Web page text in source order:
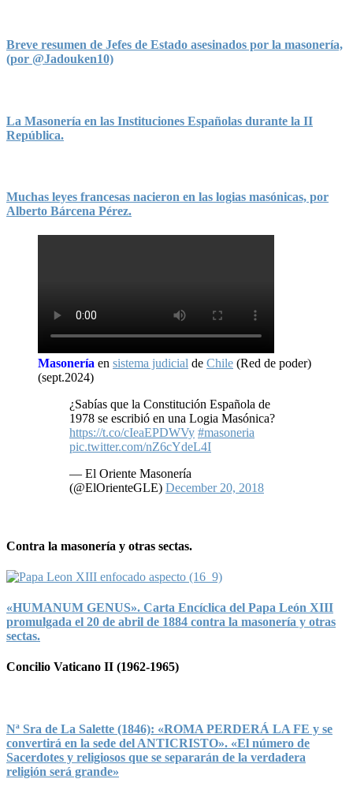
Breve resumen de Jefes de Estado asesinados por la masonería,
(por @Jadouken10)
La Masonería en las Instituciones Españolas durante la II
República.
Muchas leyes francesas nacieron en las logias masónicas, por
Alberto Bárcena Pérez.
Masonería en sistema judicial de Chile (Red de poder)
(sept.2024)
¿Sabías que la Constitución Española de
1978 se escribió en una Logia Masónica?
https://t.co/cIeaEPDWVy #masoneria
pic.twitter.com/nZ6cYdeL4I
— El Oriente Masonería
(@ElOrienteGLE) December 20, 2018
Contra la masonería y otras sectas.
«HUMANUM GENUS». Carta Encíclica del Papa León XIII
promulgada el 20 de abril de 1884 contra la masonería y otras
sectas.
Concilio Vaticano II (1962-1965)
Nª Sra de La Salette (1846): «ROMA PERDERÁ LA FE y se
convertirá en la sede del ANTICRISTO». «El número de
Sacerdotes y religiosos que se separarán de la verdadera
religión será grande»